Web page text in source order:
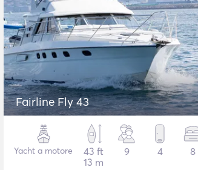
Fairline Fly 43
Yacht a motore
43 ft
13 m
9 4 8